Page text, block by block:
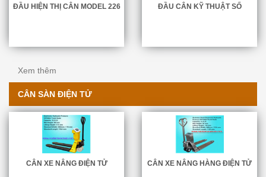
ĐẦU HIỆN THỊ CÂN MODEL 226 ĐẦU CÂN KỸ THUẬT SỐ
Xem thêm
CÂN SÀN ĐIỆN TỬ
CÂN XE NÂNG ĐIỆN TỬ CÂN XE NÂNG HÀNG ĐIỆN TỬ